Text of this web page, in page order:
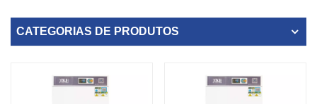
CATEGORIAS DE PRODUTOS